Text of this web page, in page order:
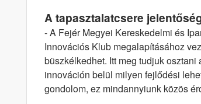
A tapasztalatcsere
- A Fejér Megyei Kereskedelmi és
Innovációs Klub megalapításához
büszkélkedhet. Itt meg tudjuk
innováción belül milyen fejlődési
gondolom, ez mindannyiunk közös